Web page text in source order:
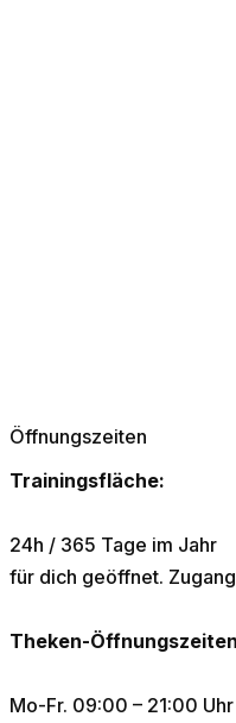
Öffnungszeiten
Trainingsfläche:
24h / 365 Tage im Jahr
für dich geöffnet.
Theken-
Mo-Fr. 09:00 – 21:00 Uhr